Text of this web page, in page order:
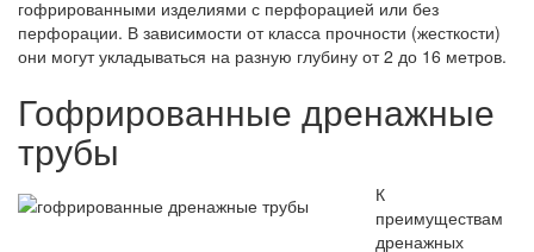
гофрированными изделиями с перфорацией или без
перфорации. В зависимости от класса прочности (жесткости)
они могут укладываться на разную глубину от 2 до 16 метров.
Гофрированные дренажные
трубы
К
преимуществам
дренажных